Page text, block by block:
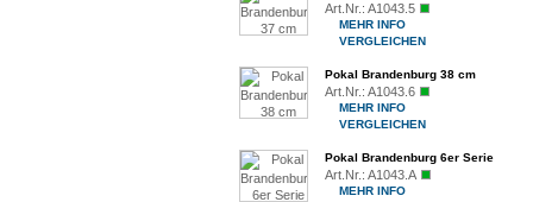
Art.Nr.: A1043.5
MEHR INFO
VERGLEICHEN
Pokal Brandenburg 38 cm
Art.Nr.: A1043.6
MEHR INFO
VERGLEICHEN
Pokal Brandenburg 6er Serie
Art.Nr.: A1043.A
MEHR INFO